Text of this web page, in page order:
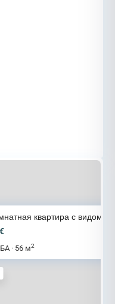
квартира с видом
· 56 м2